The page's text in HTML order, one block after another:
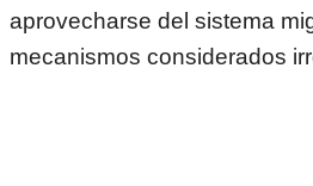
aprovecharse del sistema
mecanismos considerados